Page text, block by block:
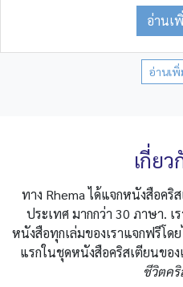
อ่านเ
อ่านเพิ่
เกี่ยว
ทาง Rhema ได้แจกหนังสือค
ประเทศ มากกว่า 30 ภาษา.
หนังสือทุกเล่มของเราแจกฟรีโด
แรกในชุดหนังสือคริสเตียนของ
ชีวิตคริ